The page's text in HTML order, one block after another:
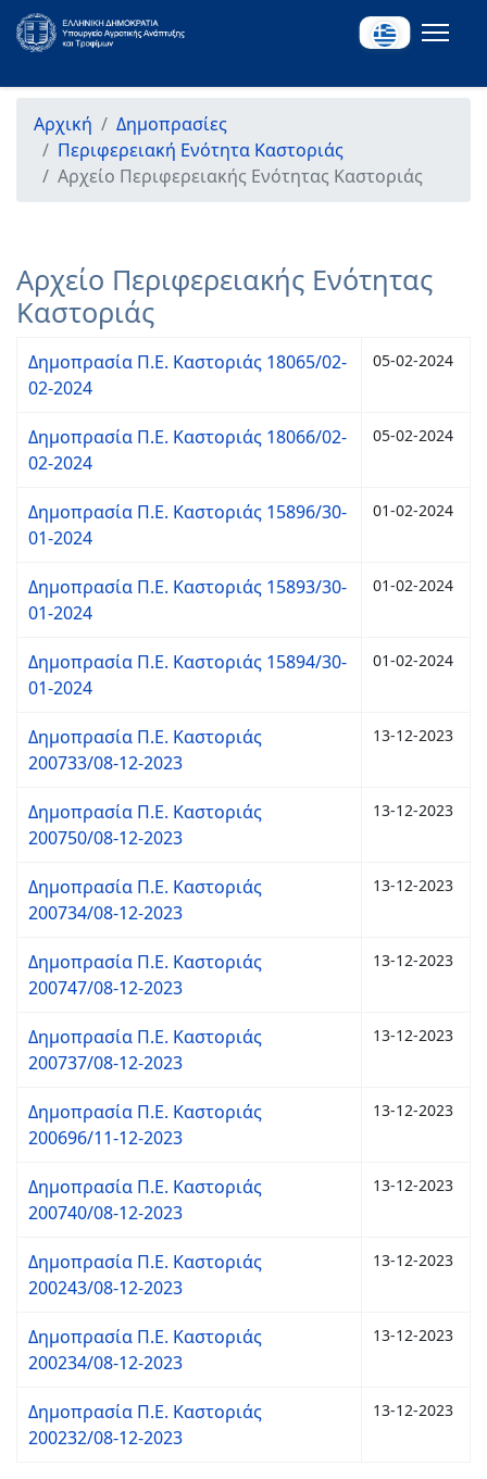
Αρχική
Δημοπρασίες
Περιφερειακή Ενότητα Καστοριάς
Αρχείο Περιφερειακής Ενότητας Καστοριάς
Αρχείο Περιφερειακής Ενότητας
Καστοριάς
Δημοπρασία Π.Ε. Καστοριάς 18065/02-
02-2024
05-02-2024
Δημοπρασία Π.Ε. Καστοριάς 18066/02-
02-2024
05-02-2024
Δημοπρασία Π.Ε. Καστοριάς 15896/30-
01-2024
01-02-2024
Δημοπρασία Π.Ε. Καστοριάς 15893/30-
01-2024
01-02-2024
Δημοπρασία Π.Ε. Καστοριάς 15894/30-
01-2024
01-02-2024
Δημοπρασία Π.Ε. Καστοριάς
200733/08-12-2023
13-12-2023
Δημοπρασία Π.Ε. Καστοριάς
200750/08-12-2023
13-12-2023
Δημοπρασία Π.Ε. Καστοριάς
200734/08-12-2023
13-12-2023
Δημοπρασία Π.Ε. Καστοριάς
200747/08-12-2023
13-12-2023
Δημοπρασία Π.Ε. Καστοριάς
200737/08-12-2023
13-12-2023
Δημοπρασία Π.Ε. Καστοριάς
200696/11-12-2023
13-12-2023
Δημοπρασία Π.Ε. Καστοριάς
200740/08-12-2023
13-12-2023
Δημοπρασία Π.Ε. Καστοριάς
200243/08-12-2023
13-12-2023
Δημοπρασία Π.Ε. Καστοριάς
200234/08-12-2023
13-12-2023
Δημοπρασία Π.Ε. Καστοριάς
200232/08-12-2023
13-12-2023